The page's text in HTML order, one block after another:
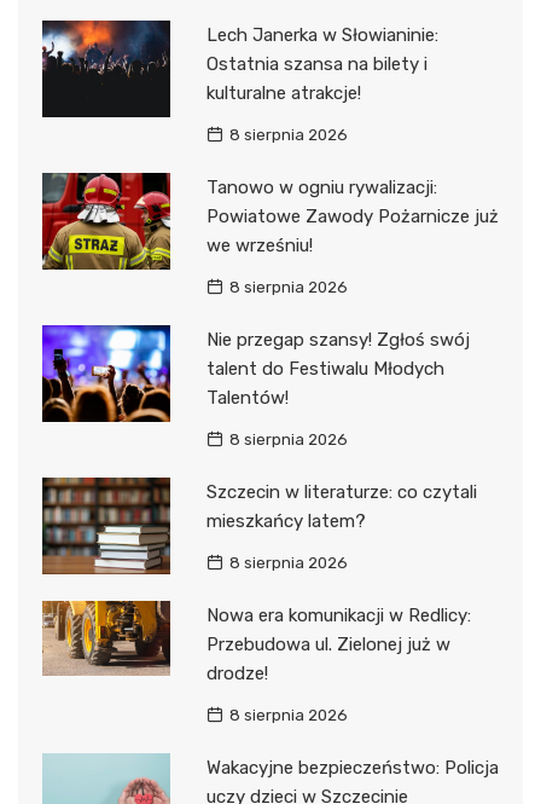
Lech Janerka w Słowianinie:
Ostatnia szansa na bilety i
kulturalne atrakcje!
8 sierpnia 2026
Tanowo w ogniu rywalizacji:
Powiatowe Zawody Pożarnicze już
we wrześniu!
8 sierpnia 2026
Nie przegap szansy! Zgłoś swój
talent do Festiwalu Młodych
Talentów!
8 sierpnia 2026
Szczecin w literaturze: co czytali
mieszkańcy latem?
8 sierpnia 2026
Nowa era komunikacji w Redlicy:
Przebudowa ul. Zielonej już w
drodze!
8 sierpnia 2026
Wakacyjne bezpieczeństwo: Policja
uczy dzieci w Szczecinie